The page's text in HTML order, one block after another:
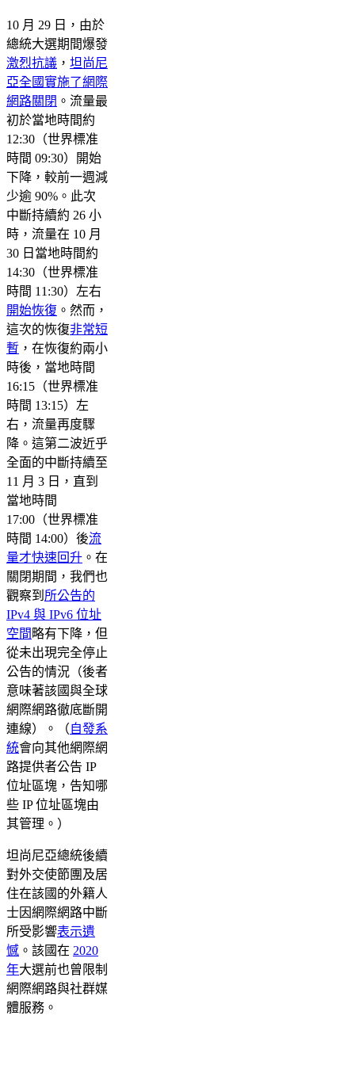
10 月 29 日，由於
總統大選期間爆發
激烈抗議 ， 坦尚尼
亞全國實施了網際
網路關閉 。流量最
初於當地時間約
12:30（世界標准
時間 09:30）開始
下降，較前一週減
少逾 90%。此次
中斷持續約 26 小
時，流量在 10 月
30 日當地時間約
14:30（世界標准
時間 11:30）左右
開始恢復 。然而，
這次的恢復非常短
暫 ，在恢復約兩小
時後，當地時間
16:15（世界標准
時間 13:15）左
右，流量再度驟
降。這第二波近乎
全面的中斷持續至
11 月 3 日，直到
當地時間
17:00（世界標准
時間 14:00）後流
量才快速回升 。在
關閉期間，我們也
觀察到 所公告的
IPv4 與 IPv6 位址
空間 略有下降，但
從未出現完全停止
公告的情況（後者
意味著該國與全球
網際網路徹底斷開
連線）。（自發系
統會向其他網際網
路提供者公告 IP
位址區塊，告知哪
些 IP 位址區塊由
其管理。）
坦尚尼亞總統後續
對外交使節團及居
住在該國的外籍人
士因網際網路中斷
所受影響表示遺
憾 。該國在 2020
年大選前也曾限制
網際網路與社群媒
體服務。